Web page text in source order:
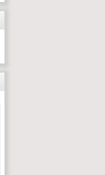
ジグソーパズル かわ
いいどうぶつ
し